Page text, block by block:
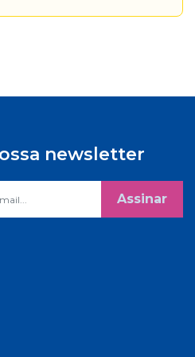
newsletter
Assinar